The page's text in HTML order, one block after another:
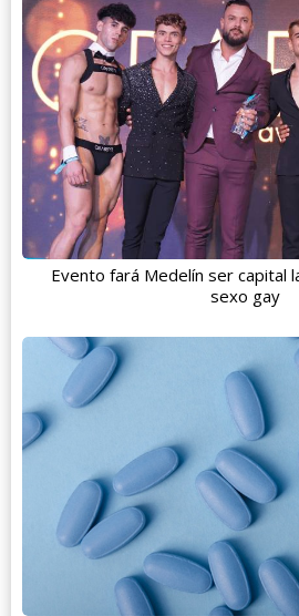
Evento fará Medelín ser capital
sexo gay